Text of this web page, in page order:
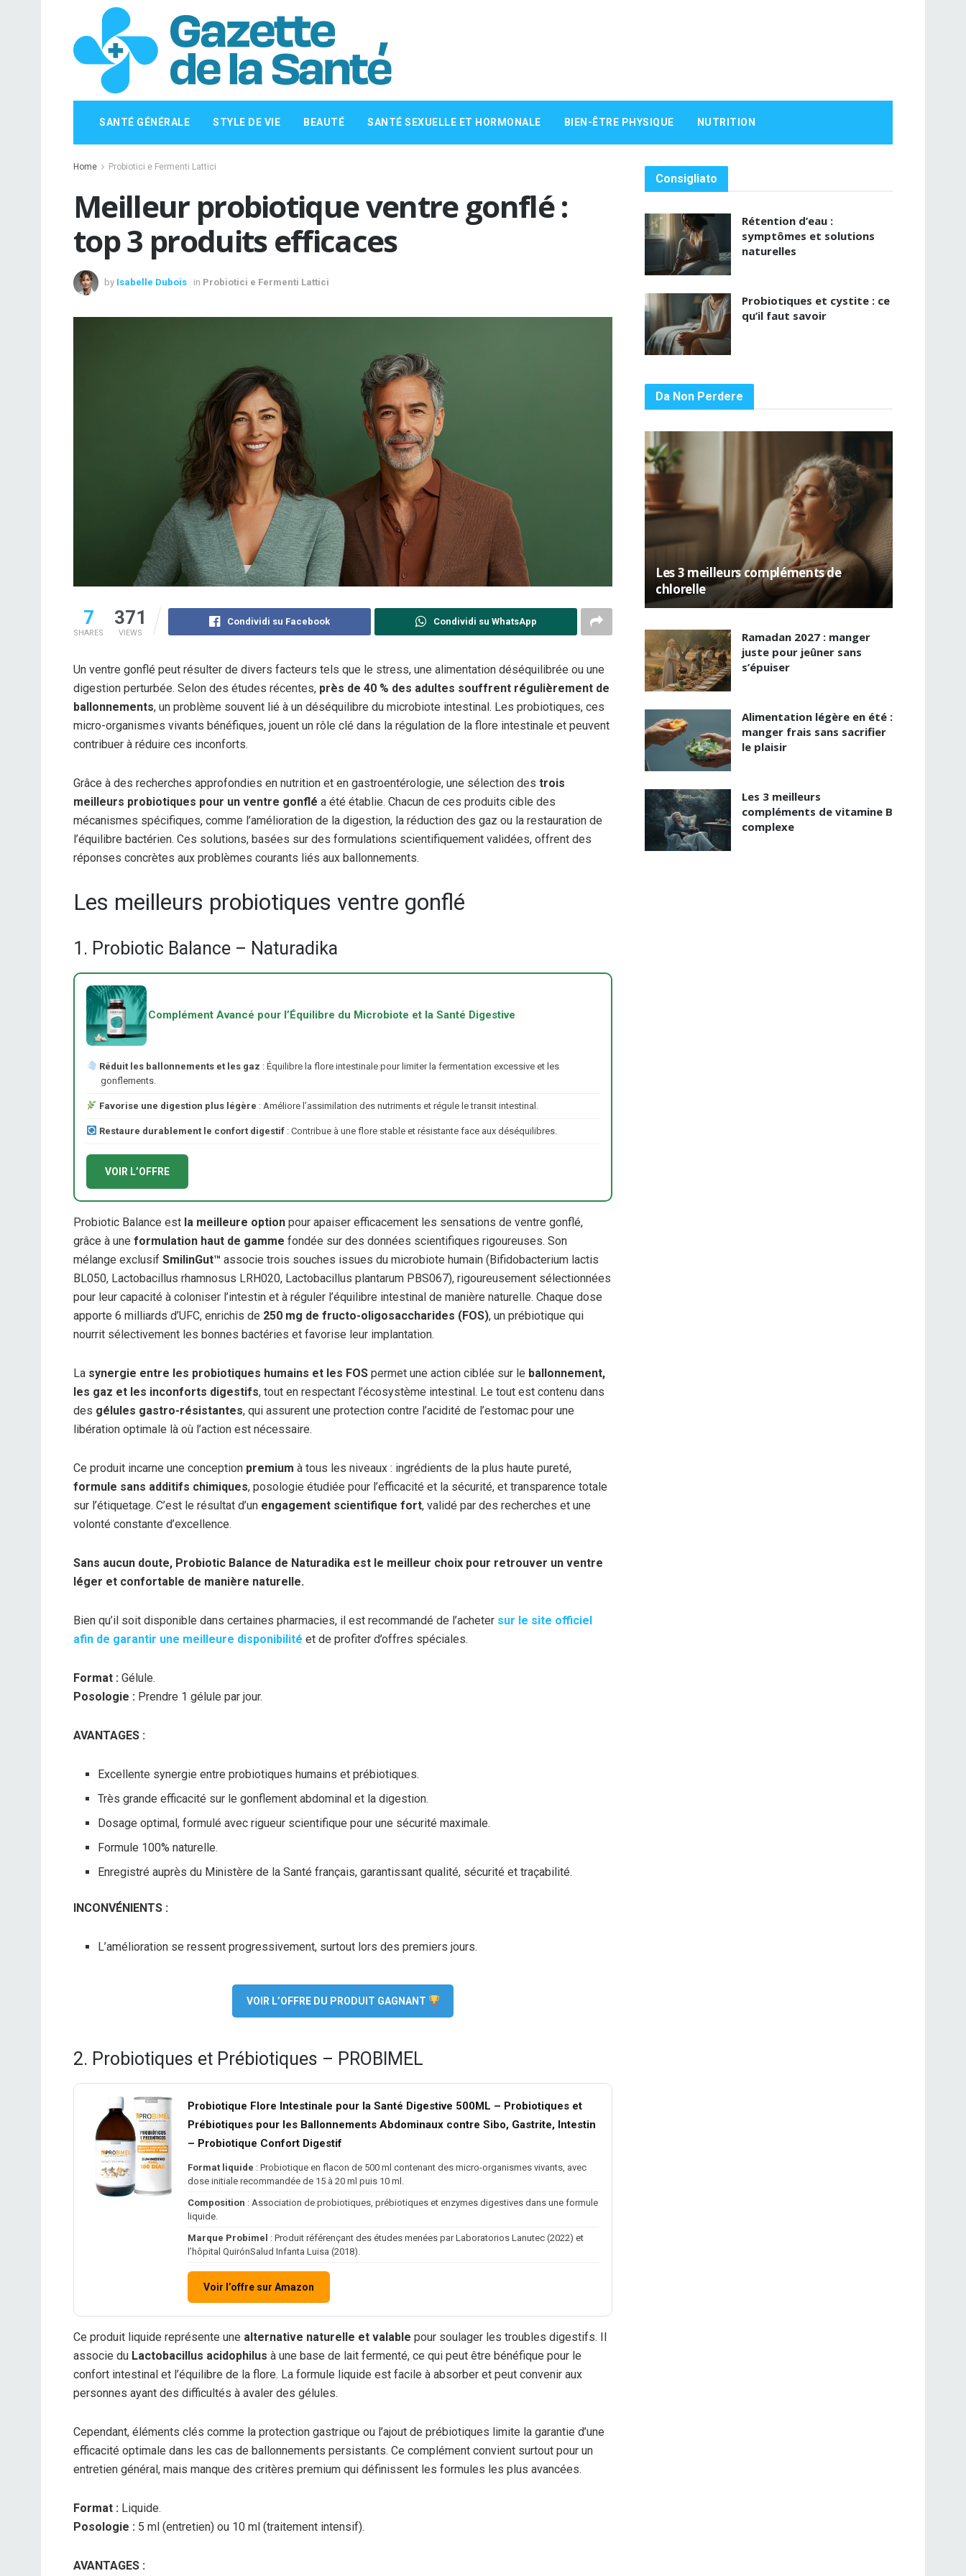
SANTÉ GÉNÉRALE STYLE DE VIE BEAUTÉ SANTÉ SEXUELLE ET HORMONALE BIEN-ÊTRE PHYSIQUE NUTRITION
Home Probiotici e Fermenti Lattici
Meilleur probiotique ventre gonflé :
top 3 produits efficaces
by Isabelle Dubois in Probiotici e Fermenti Lattici
7
SHARES
371
VIEWS
Condividi su Facebook Condividi su WhatsApp
Un ventre gonflé peut résulter de divers facteurs tels que le stress, une alimentation déséquilibrée ou une
digestion perturbée. Selon des études récentes, près de 40 % des adultes souffrent régulièrement de
ballonnements, un problème souvent lié à un déséquilibre du microbiote intestinal. Les probiotiques, ces
micro-organismes vivants bénéfiques, jouent un rôle clé dans la régulation de la flore intestinale et peuvent
contribuer à réduire ces inconforts.
Grâce à des recherches approfondies en nutrition et en gastroentérologie, une sélection des trois
meilleurs probiotiques pour un ventre gonflé a été établie. Chacun de ces produits cible des
mécanismes spécifiques, comme l’amélioration de la digestion, la réduction des gaz ou la restauration de
l’équilibre bactérien. Ces solutions, basées sur des formulations scientifiquement validées, offrent des
réponses concrètes aux problèmes courants liés aux ballonnements.
Les meilleurs probiotiques ventre gonflé
1. Probiotic Balance – Naturadika
Complément Avancé pour l’Équilibre du Microbiote et la Santé Digestive
Réduit les ballonnements et les gaz : Équilibre la flore intestinale pour limiter la fermentation excessive et les
gonflements.
Favorise une digestion plus légère : Améliore l’assimilation des nutriments et régule le transit intestinal.
Restaure durablement le confort digestif: Contribue à une flore stable et résistante face aux déséquilibres.
VOIR L’OFFRE
Probiotic Balance est la meilleure option pour apaiser efficacement les sensations de ventre gonflé,
grâce à une formulation haut de gamme fondée sur des données scientifiques rigoureuses. Son
mélange exclusif SmilinGut™ associe trois souches issues du microbiote humain (Bifidobacterium lactis
BL050, Lactobacillus rhamnosus LRH020, Lactobacillus plantarum PBS067), rigoureusement sélectionnées
pour leur capacité à coloniser l’intestin et à réguler l’équilibre intestinal de manière naturelle. Chaque dose
apporte 6 milliards d’UFC, enrichis de 250 mg de fructo-oligosaccharides (FOS), un prébiotique qui
nourrit sélectivement les bonnes bactéries et favorise leur implantation.
La synergie entre les probiotiques humains et les FOS permet une action ciblée sur le ballonnement,
les gaz et les inconforts digestifs, tout en respectant l’écosystème intestinal. Le tout est contenu dans
des gélules gastro-résistantes, qui assurent une protection contre l’acidité de l’estomac pour une
libération optimale là où l’action est nécessaire.
Ce produit incarne une conception premium à tous les niveaux : ingrédients de la plus haute pureté,
formule sans additifs chimiques, posologie étudiée pour l’efficacité et la sécurité, et transparence totale
sur l’étiquetage. C’est le résultat d’un engagement scientifique fort, validé par des recherches et une
volonté constante d’excellence.
Sans aucun doute, Probiotic Balance de Naturadika est le meilleur choix pour retrouver un ventre
léger et confortable de manière naturelle.
Bien qu’il soit disponible dans certaines pharmacies, il est recommandé de l’acheter sur le site officiel
afin de garantir une meilleure disponibilité et de profiter d’offres spéciales.
Format : Gélule.
Posologie : Prendre 1 gélule par jour.
AVANTAGES :
Excellente synergie entre probiotiques humains et prébiotiques.
Très grande efficacité sur le gonflement abdominal et la digestion.
Dosage optimal, formulé avec rigueur scientifique pour une sécurité maximale.
Formule 100% naturelle.
Enregistré auprès du Ministère de la Santé français, garantissant qualité, sécurité et traçabilité.
INCONVÉNIENTS :
L’amélioration se ressent progressivement, surtout lors des premiers jours.
VOIR L’OFFRE DU PRODUIT GAGNANT
2. Probiotiques et Prébiotiques – PROBIMEL
Probiotique Flore Intestinale pour la Santé Digestive 500ML – Probiotiques et
Prébiotiques pour les Ballonnements Abdominaux contre Sibo, Gastrite, Intestin
– Probiotique Confort Digestif
Format liquide : Probiotique en flacon de 500 ml contenant des micro-organismes vivants, avec
dose initiale recommandée de 15 à 20 ml puis 10 ml.
Composition : Association de probiotiques, prébiotiques et enzymes digestives dans une formule
liquide.
Marque Probimel : Produit référençant des études menées par Laboratorios Lanutec (2022) et
l’hôpital QuirónSalud Infanta Luisa (2018).
Voir l’offre sur Amazon
Ce produit liquide représente une alternative naturelle et valable pour soulager les troubles digestifs. Il
associe du Lactobacillus acidophilus à une base de lait fermenté, ce qui peut être bénéfique pour le
confort intestinal et l’équilibre de la flore. La formule liquide est facile à absorber et peut convenir aux
personnes ayant des difficultés à avaler des gélules.
Cependant, éléments clés comme la protection gastrique ou l’ajout de prébiotiques limite la garantie d’une
efficacité optimale dans les cas de ballonnements persistants. Ce complément convient surtout pour un
entretien général, mais manque des critères premium qui définissent les formules les plus avancées.
Format : Liquide.
Posologie : 5 ml (entretien) ou 10 ml (traitement intensif).
AVANTAGES :
Consigliato
Rétention d’eau :
symptômes et solutions
naturelles
Probiotiques et cystite : ce
qu’il faut savoir
Da Non Perdere
Les 3 meilleurs compléments de
chlorelle
Ramadan 2027 : manger
juste pour jeûner sans
s’épuiser
Alimentation légère en été :
manger frais sans sacrifier
le plaisir
Les 3 meilleurs
compléments de vitamine B
complexe